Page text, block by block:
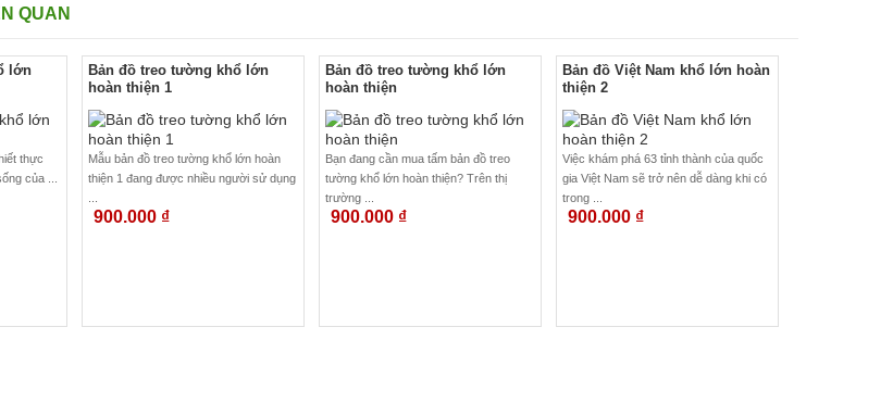
QUAN
lớn
thực
của ...
Bản đồ treo tường khổ lớn
hoàn thiện 1
Mẫu bản đồ treo tường khổ lớn hoàn
thiện 1 đang được nhiều người sử dụng
900.000 ₫
Bản đồ treo tường khổ lớn
hoàn thiện
Bạn đang cần mua tấm bản đồ treo
tường khổ lớn hoàn thiện? Trên thị
trường ...
900.000 ₫
Bản đồ Việt Nam khổ lớn hoàn
thiện 2
Việc khám phá 63 tỉnh thành của quốc
gia Việt Nam sẽ trở nên dễ dàng khi có
trong ...
900.000 ₫